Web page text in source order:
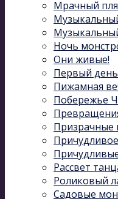
Мрачный
Ночь
Они живые!
Первый
Пижамная
Побережье
Призрачные
Рассвет
Роликовый
Садовые